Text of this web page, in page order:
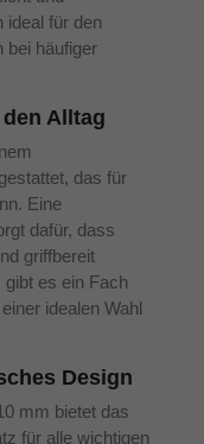
ideal für den
bei häufiger
Alltag
das für
Eine
dafür, dass
griffbereit
es ein Fach
idealen Wahl
Design
mm bietet das
für alle wichtigen